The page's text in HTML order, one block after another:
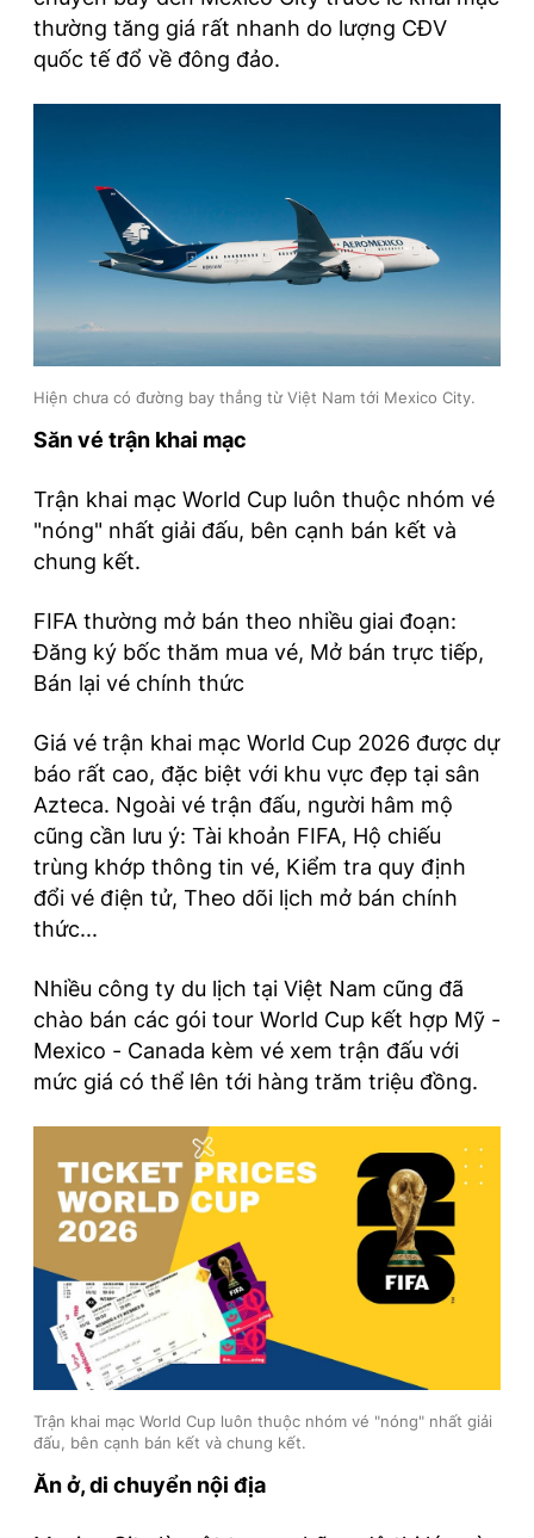
thường tăng giá rất nhanh do lượng CĐV
quốc tế đổ về đông đảo.
Hiện chưa có đường bay thẳng từ Việt Nam tới Mexico City.
Săn vé trận khai mạc
Trận khai mạc World Cup luôn thuộc nhóm vé
"nóng" nhất giải đấu, bên cạnh bán kết và
chung kết.
FIFA thường mở bán theo nhiều giai đoạn:
Đăng ký bốc thăm mua vé, Mở bán trực tiếp,
Bán lại vé chính thức
Giá vé trận khai mạc World Cup 2026 được dự
báo rất cao, đặc biệt với khu vực đẹp tại sân
Azteca. Ngoài vé trận đấu, người hâm mộ
cũng cần lưu ý: Tài khoản FIFA, Hộ chiếu
trùng khớp thông tin vé, Kiểm tra quy định
đổi vé điện tử, Theo dõi lịch mở bán chính
thức...
Nhiều công ty du lịch tại Việt Nam cũng đã
chào bán các gói tour World Cup kết hợp Mỹ -
Mexico - Canada kèm vé xem trận đấu với
mức giá có thể lên tới hàng trăm triệu đồng.
Trận khai mạc World Cup luôn thuộc nhóm vé "nóng" nhất giải
đấu, bên cạnh bán kết và chung kết.
Ăn ở, di chuyển nội địa